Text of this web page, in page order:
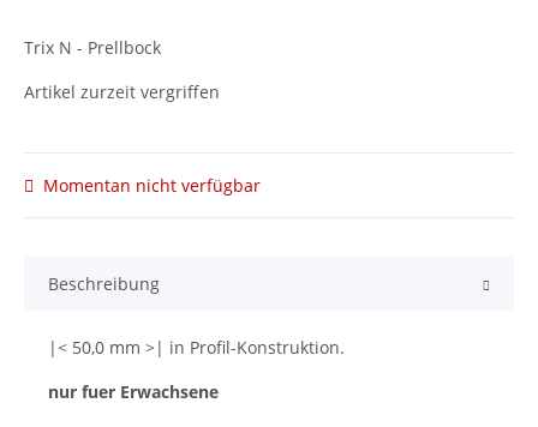
Trix N - Prellbock
Artikel zurzeit vergriffen
Momentan nicht verfügbar
Beschreibung
|< 50,0 mm >| in Profil-Konstruktion.
nur fuer Erwachsene